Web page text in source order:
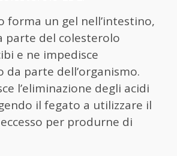
forma un gel nell’intestino,
parte del colesterolo
e ne impedisce
da parte dell’organismo.
l’eliminazione degli acidi
il fegato a utilizzare il
per produrne di